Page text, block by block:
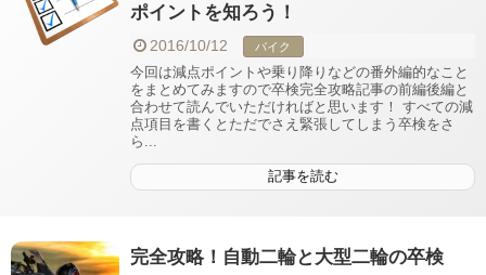
ポイントを知ろう！
2016/10/12 バイク
今回は減点ポイントや乗り降りなどの番外編的なこと
をまとめてみますので卒検完全攻略記事の前編後編と
合わせて読んでいただければと思います！ すべての減
点項目を書くとただでさえ緊張してしまう卒検をさ
ら...
記事を読む
完全攻略！自動二輪と大型二輪の卒検